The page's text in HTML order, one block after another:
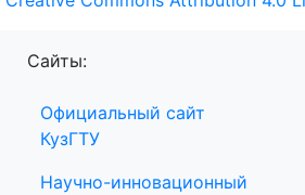
Сайты:
Официальный сайт
КузГТУ
Научно-инновационный